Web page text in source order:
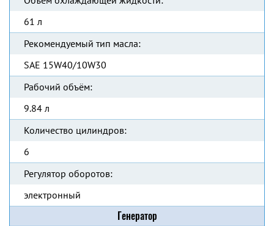
61 л
Рекомендуемый тип масла:
SAE 15W40/10W30
Рабочий объём:
9.84 л
Количество цилиндров:
6
Регулятор оборотов:
электронный
Генератор